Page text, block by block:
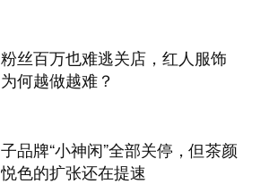
粉丝百万也难逃关店，红人服饰
为何越做越难？
子品牌“小神闲”全部关停，但茶颜
悦色的扩张还在提速